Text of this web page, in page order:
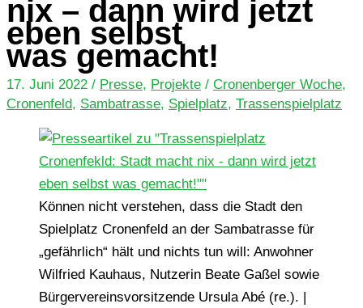
nix – dann wird jetzt
eben selbst
was gemacht!
17. Juni 2022 / Presse, Projekte / Cronenberger Woche,
Cronenfeld, Sambatrasse, Spielplatz, Trassenspielplatz
Können nicht ver­ste­hen, dass die Stadt den
Spiel­platz Cro­nen­feld an der Sam­ba­tras­se für
„gefähr­lich“ hält und nichts tun will: Anwoh­ner
Wil­fried Kau­haus, Nut­ze­rin Beate Gaßel sowie
Bür­ger­ver­eins­vor­sit­zen­de Ursula Abé (re.). |